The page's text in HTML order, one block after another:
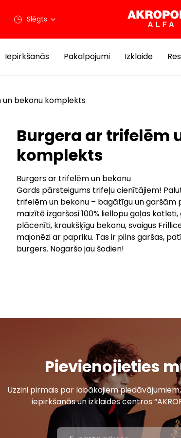
Slēgts
Iepirkšanās Pakalpojumi Izklaide
bekonu komplekts
Burgera ar trifelēm
komplekts
Burgers ar trifelēm un bekonu
Gards pārsteigums trifeļu cienītājiem!
trifelēm un bekonu – bagātīgu un garšām
maizītē izgaršosi 100% liellopu gaļas
plācenīti, kraukšķīgu bekonu, svaigus
majonēzi ar papriku. Tas ir pilns garšas,
burgers. Nogaršo jau šodien!
Pievienojieties
Uzzini pirmais par labākajiem
iepirkšanās un izklaides centros